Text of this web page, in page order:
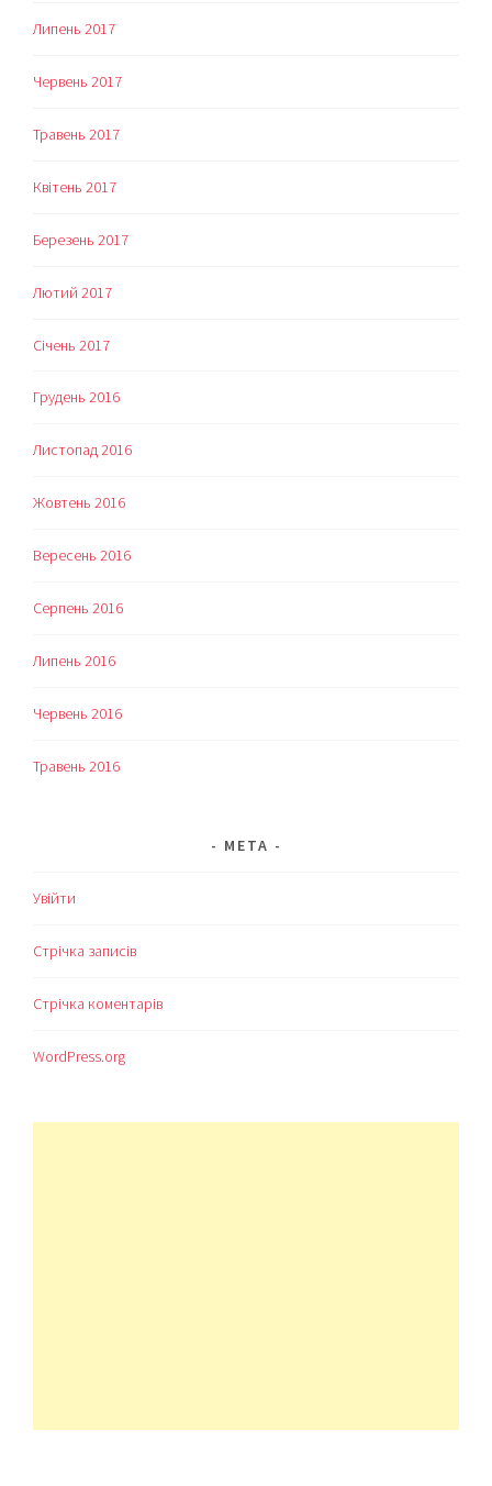
Липень 2017
Червень 2017
Травень 2017
Квітень 2017
Березень 2017
Лютий 2017
Січень 2017
Грудень 2016
Листопад 2016
Жовтень 2016
Вересень 2016
Серпень 2016
Липень 2016
Червень 2016
Травень 2016
МЕТА
Увійти
Стрічка записів
Стрічка коментарів
WordPress.org